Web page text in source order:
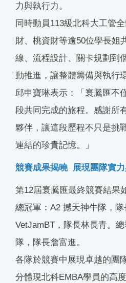
力與執行力。
同時動員113級北科大工管
財、桃資財等逾50位學長姐
線、流程設計、關卡規劃到
動推進，讓整體籌備與執行
邱申寶琳表示：「寰騰匯不
段共同完成的旅程。感謝所
夥伴，讓這段歷程不只是挑
連結的珍貴記憶。」
競賽成果揭曉 展現團隊實
第12屆寰騰匯最終競賽結果
總冠軍：A2 撼天神牛隊，
VetJamBT，隊長林長青。
隊，隊長詹富進。
各隊於競賽中展現卓越的團
分體現北科EMBA學員的高